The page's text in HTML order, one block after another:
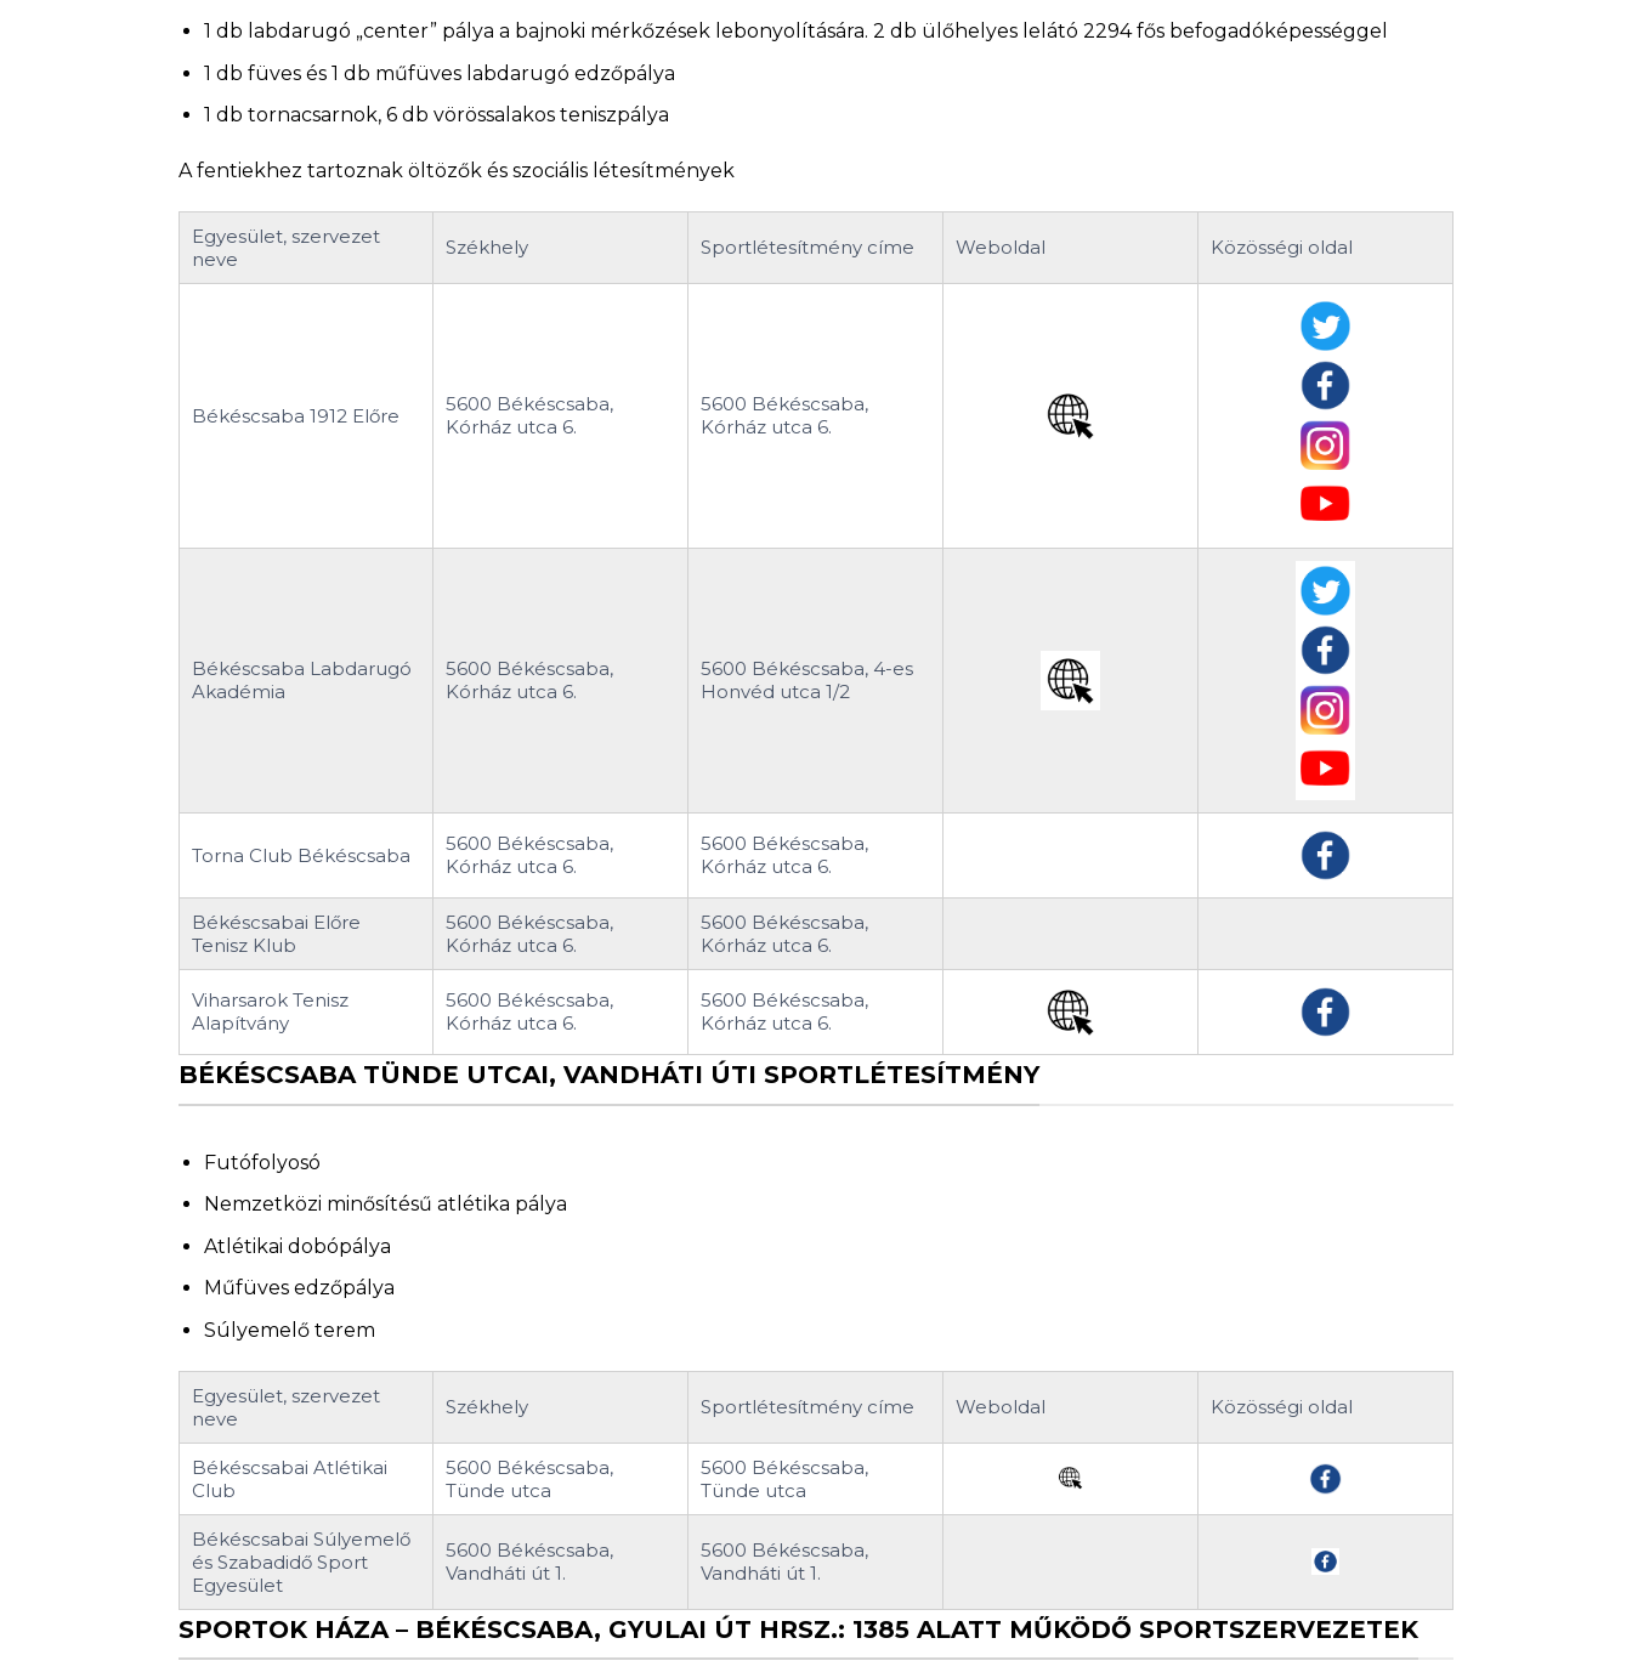
1 db labdarugó „center” pálya a bajnoki mérkőzések lebonyolítására. 2 db ülőhelyes lelátó 2294 fős befogadóképességgel
1 db füves és 1 db műfüves labdarugó edzőpálya
1 db tornacsarnok, 6 db vörössalakos teniszpálya
A fentiekhez tartoznak öltözők és szociális létesítmények
Egyesület, szervezet
neve
Székhely Sportlétesítmény címe Weboldal Közösségi oldal
Békéscsaba 1912 Előre
5600 Békéscsaba,
Kórház utca 6.
5600 Békéscsaba,
Kórház utca 6.
Békéscsaba Labdarugó
Akadémia
5600 Békéscsaba,
Kórház utca 6.
5600 Békéscsaba, 4-es
Honvéd utca 1/2
Torna Club Békéscsaba
5600 Békéscsaba,
Kórház utca 6.
5600 Békéscsaba,
Kórház utca 6.
Békéscsabai Előre
Tenisz Klub
5600 Békéscsaba,
Kórház utca 6.
5600 Békéscsaba,
Kórház utca 6.
Viharsarok Tenisz
Alapítvány
5600 Békéscsaba,
Kórház utca 6.
5600 Békéscsaba,
Kórház utca 6.
BÉKÉSCSABA TÜNDE UTCAI, VANDHÁTI ÚTI SPORTLÉTESÍTMÉNY
Futófolyosó
Nemzetközi minősítésű atlétika pálya
Atlétikai dobópálya
Műfüves edzőpálya
Súlyemelő terem
Egyesület, szervezet
neve
Székhely Sportlétesítmény címe Weboldal Közösségi oldal
Békéscsabai Atlétikai
Club
5600 Békéscsaba,
Tünde utca
5600 Békéscsaba,
Tünde utca
Békéscsabai Súlyemelő
és Szabadidő Sport
Egyesület
5600 Békéscsaba,
Vandháti út 1.
5600 Békéscsaba,
Vandháti út 1.
SPORTOK HÁZA – BÉKÉSCSABA, GYULAI ÚT HRSZ.: 1385 ALATT MŰKÖDŐ SPORTSZERVEZETEK